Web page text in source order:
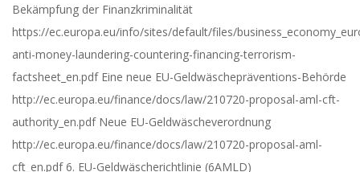
Bekämpfung der Finanzkriminalität
https://ec.europa.eu/info/sites/default/files/
anti-money-laundering-countering-financing-terrorism-
factsheet_en.pdf Eine neue EU-Geldwäschepräventions-Behörde
http://ec.europa.eu/finance/docs/law/210720-proposal-aml-cft-
authority_en.pdf Neue EU-Geldwäscheverordnung
http://ec.europa.eu/finance/docs/law/210720-proposal-aml-
cft_en.pdf 6. EU-Geldwäscherichtlinie (6AMLD)